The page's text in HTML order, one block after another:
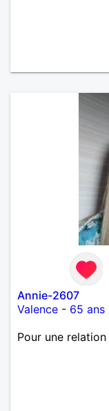
Annie-2607
Valence - 65 ans
Pour une